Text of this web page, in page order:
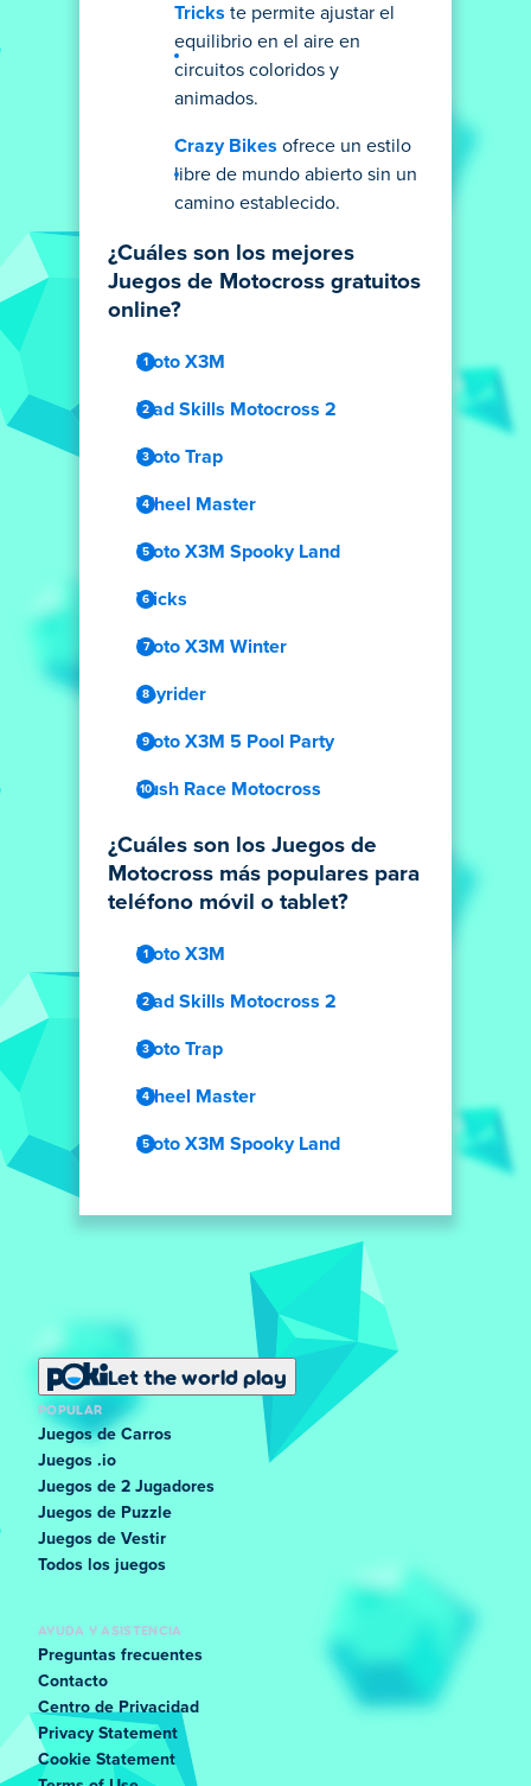
Tricks te permite ajustar el
equilibrio en el aire en
circuitos coloridos y
animados.
Crazy Bikes ofrece un estilo
libre de mundo abierto sin un
camino establecido.
¿Cuáles son los mejores
Juegos de Motocross gratuitos
online?
Moto X3M
Mad Skills Motocross 2
Moto Trap
Wheel Master
Moto X3M Spooky Land
Tricks
Moto X3M Winter
Joyrider
Moto X3M 5 Pool Party
Rush Race Motocross
¿Cuáles son los Juegos de
Motocross más populares para
teléfono móvil o tablet?
Moto X3M
Mad Skills Motocross 2
Moto Trap
Wheel Master
Moto X3M Spooky Land
Let the world play
POPULAR
Juegos de Carros
Juegos .io
Juegos de 2 Jugadores
Juegos de Puzzle
Juegos de Vestir
Todos los juegos
AYUDA Y ASISTENCIA
Preguntas frecuentes
Contacto
Centro de Privacidad
Privacy Statement
Cookie Statement